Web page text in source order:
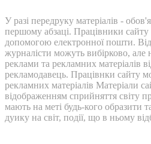
У разі передруку матеріалів -
першому абзаці. Працівники сайту
допомогою електронної пошти.
журналісти можуть вибірково, але
реклами та рекламних матеріалів
рекламодавець. Працівнки сайту
рекламних матеріалів Матеріали
відображенням сприйняття світу
мають на меті будь-кого образити
дуику на світ, події, що в ньому